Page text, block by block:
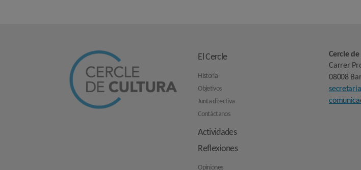
El Cercle
Historia
Objetivos
Junta directiva
Contáctanos
Actividades
Reflexiones
Opiniones
Cercle
Carrer
08008